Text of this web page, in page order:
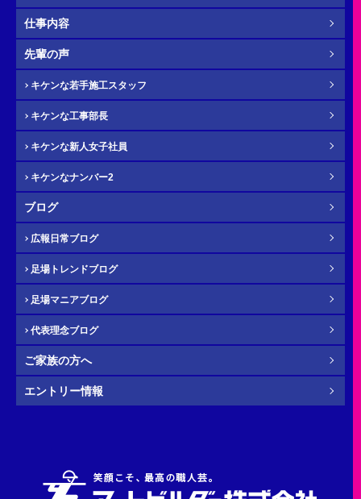
必須 電話番号（携帯）
必須 メール
必須 年齢
任意 その他・お問い合わせ内容
仕事内容
先輩の声
キケンな若手施工スタッフ
キケンな工事部長
キケンな新人女子社員
キケンなナンバー2
ブログ
広報日常ブログ
足場トレンドブログ
足場マニアブログ
代表理念ブログ
ご家族の方へ
エントリー情報